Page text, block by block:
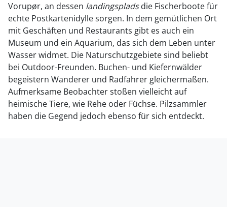
Vorupør, an dessen landingspladsdie Fischerboote für
echte Postkartenidylle sorgen. In dem gemütlichen Ort
mit Geschäften und Restaurants gibt es auch ein
Museum und ein Aquarium, das sich dem Leben unter
Wasser widmet. Die Naturschutzgebiete sind beliebt
bei Outdoor-Freunden. Buchen- und Kiefernwälder
begeistern Wanderer und Radfahrer gleichermaßen.
Aufmerksame Beobachter stoßen vielleicht auf
heimische Tiere, wie Rehe oder Füchse. Pilzsammler
haben die Gegend jedoch ebenso für sich entdeckt.